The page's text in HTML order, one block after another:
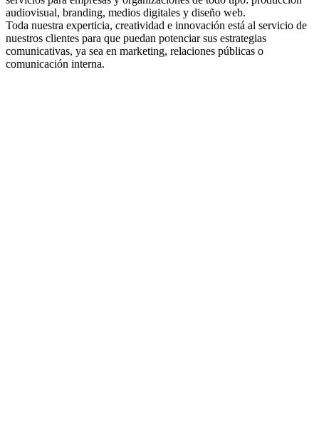
audiovisual, branding, medios digitales y diseño web.
Toda nuestra experticia, creatividad e innovación está al servicio de
nuestros clientes para que puedan potenciar sus estrategias
comunicativas, ya sea en marketing, relaciones públicas o
comunicación interna.